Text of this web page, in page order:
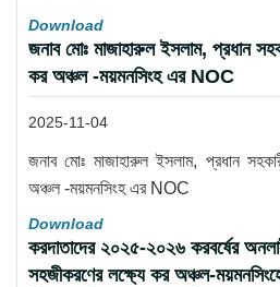
Download
জনাব মোঃ মাজাহারুল ইসলাম, প্রধান
কর অঞ্চল -ময়মনসিংহ এর NOC
2025-11-04
জনাব মোঃ মাজাহারুল ইসলাম, প্রধান
অঞ্চল -ময়মনসিংহ এর NOC
Download
করদাতাদের ২০২৫-২০২৬ করবর্ষের
সহজীকরণের লক্ষ্যে কর অঞ্চল-